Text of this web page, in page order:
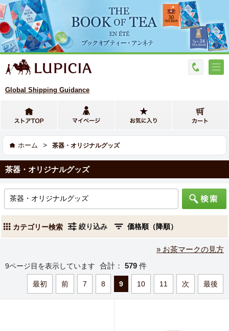
Global Shipping Guidance
ホーム > 茶器・オリジナルグッズ
茶器・オリジナルグッズ
カテゴリー検索 絞り込み
» お茶マークの見方
9ページ目を表示しています 合計： 579 件
最初 前 7 8 9 10 11 次 最後